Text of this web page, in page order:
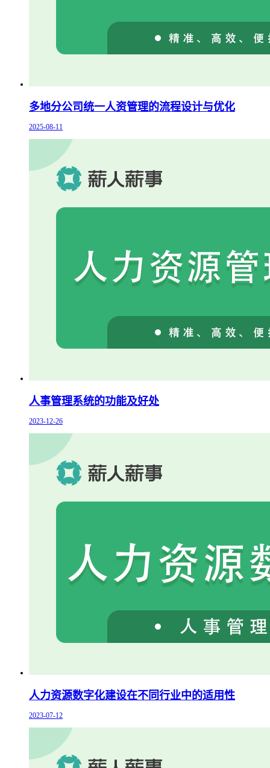
多地分公司统一人资管理的流程设计与优化
2025-08-11
人事管理系统的功能及好处
2023-12-26
人力资源数字化建设在不同行业中的适用性
2023-07-12